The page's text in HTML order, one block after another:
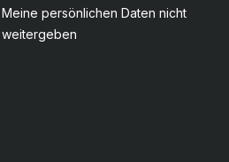
Meine persönlichen Daten nicht
weitergeben